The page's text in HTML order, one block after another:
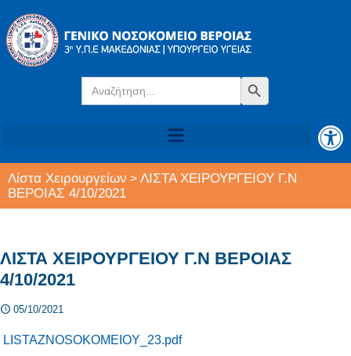
Search
for:
Search Button
Λίστα Χειρουργείων > ΛΙΣΤΑ ΧΕΙΡΟΥΡΓΕΙΟΥ Γ.Ν
ΒΕΡΟΙΑΣ 4/10/2021
ΛΙΣΤΑ ΧΕΙΡΟΥΡΓΕΙΟΥ Γ.Ν ΒΕΡΟΙΑΣ
4/10/2021
05/10/2021
LISTAZNOSOKOMEIOY_23.pdf